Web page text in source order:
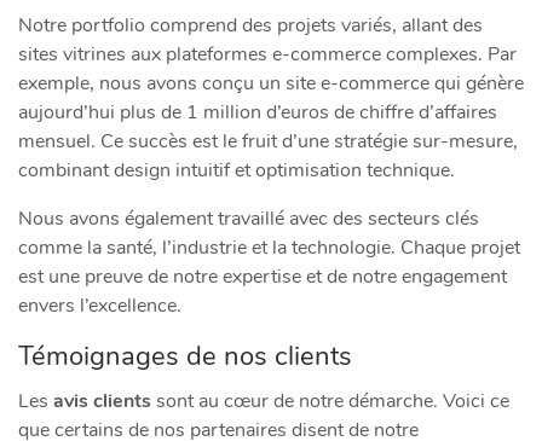
Notre portfolio comprend des projets variés, allant des
sites vitrines aux plateformes e-commerce complexes. Par
exemple, nous avons conçu un site e-commerce qui génère
aujourd’hui plus de 1 million d’euros de chiffre d’affaires
mensuel. Ce succès est le fruit d’une stratégie sur-mesure,
combinant design intuitif et optimisation technique.
Nous avons également travaillé avec des secteurs clés
comme la santé, l’industrie et la technologie. Chaque projet
est une preuve de notre expertise et de notre engagement
envers l’excellence.
Témoignages de nos clients
Les avis clientssont au cœur de notre démarche. Voici ce
que certains de nos partenaires disent de notre